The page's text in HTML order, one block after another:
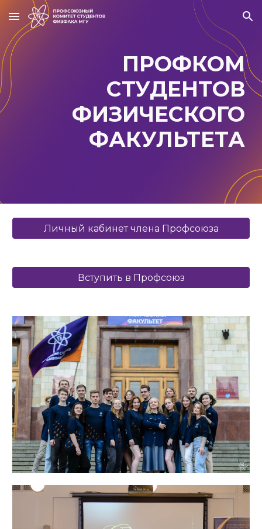
Skip to main content Skip to navigation
ПРОФКОМ
СТУДЕНТОВ
ФИЗИЧЕСКОГО
ФАКУЛЬТЕТА
Личный кабинет члена Профсоюза
Вступить в Профсоюз